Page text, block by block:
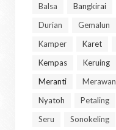
Balsa
Bangkirai
Durian
Gemalun
Kamper
Karet
Kempas
Keruing
Meranti
Merawan
Nyatoh
Petaling
Seru
Sonokeling